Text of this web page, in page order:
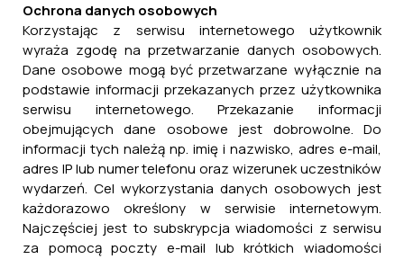
Ochrona danych osobowych
Korzystając z serwisu internetowego użytkownik
wyraża zgodę na przetwarzanie danych osobowych.
Dane osobowe mogą być przetwarzane wyłącznie na
podstawie informacji przekazanych przez użytkownika
serwisu internetowego. Przekazanie informacji
obejmujących dane osobowe jest dobrowolne. Do
informacji tych należą np. imię i nazwisko, adres e-mail,
adres IP lub numer telefonu oraz wizerunek uczestników
wydarzeń. Cel wykorzystania danych osobowych jest
każdorazowo określony w serwisie internetowym.
Najczęściej jest to subskrypcja wiadomości z serwisu
za pomocą poczty e-mail lub krótkich wiadomości